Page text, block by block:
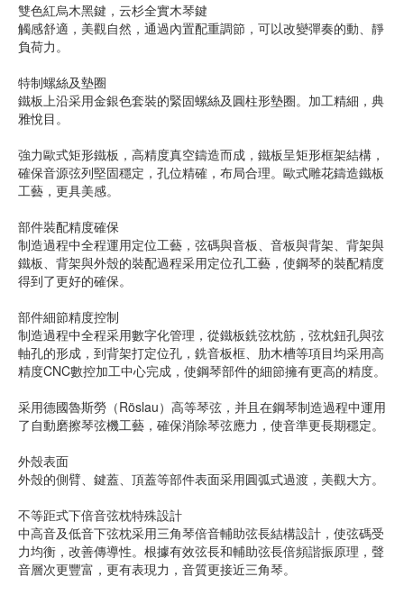
雙色紅烏木黑鍵，云杉全實木琴鍵
觸感舒適，美觀自然，通過內置配重調節，可以改變彈奏的動、靜
負荷力。
特制螺絲及墊圈
鐵板上沿采用金銀色套裝的緊固螺絲及圓柱形墊圈。加工精細，典
雅悅目。
強力歐式矩形鐵板，高精度真空鑄造而成，鐵板呈矩形框架結構，
確保音源弦列堅固穩定，孔位精確，布局合理。歐式雕花鑄造鐵板
工藝，更具美感。
部件裝配精度確保
制造過程中全程運用定位工藝，弦碼與音板、音板與背架、背架與
鐵板、背架與外殼的裝配過程采用定位孔工藝，使鋼琴的裝配精度
得到了更好的確保。
部件細節精度控制
制造過程中全程采用數字化管理，從鐵板銑弦枕筋，弦枕鈕孔與弦
軸孔的形成，到背架打定位孔，銑音板框、肋木槽等項目均采用高
精度CNC數控加工中心完成，使鋼琴部件的細節擁有更高的精度。
采用德國魯斯勞（Röslau）高等琴弦，并且在鋼琴制造過程中運用
了自動磨擦琴弦機工藝，確保消除琴弦應力，使音準更長期穩定。
外殼表面
外殼的側臂、鍵蓋、頂蓋等部件表面采用圓弧式過渡，美觀大方。
不等距式下倍音弦枕特殊設計
中高音及低音下弦枕采用三角琴倍音輔助弦長結構設計，使弦碼受
力均衡，改善傳導性。根據有效弦長和輔助弦長倍頻諧振原理，聲
音層次更豐富，更有表現力，音質更接近三角琴。